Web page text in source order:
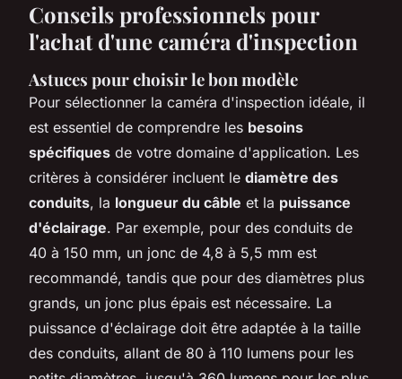
Conseils professionnels pour
l'achat d'une caméra d'inspection
Astuces pour choisir le bon modèle
Pour sélectionner la caméra d'inspection idéale, il
est essentiel de comprendre les besoins
spécifiques de votre domaine d'application. Les
critères à considérer incluent le diamètre des
conduits, la longueur du câble et la puissance
d'éclairage. Par exemple, pour des conduits de
40 à 150 mm, un jonc de 4,8 à 5,5 mm est
recommandé, tandis que pour des diamètres plus
grands, un jonc plus épais est nécessaire. La
puissance d'éclairage doit être adaptée à la taille
des conduits, allant de 80 à 110 lumens pour les